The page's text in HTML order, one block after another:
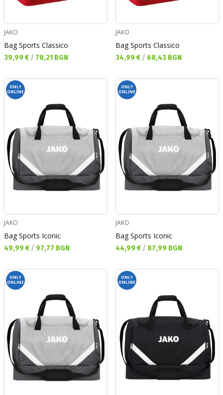
JAKO
Bag Sports Classico
Текуща цена:
39,99 € / 78,21 BGN
JAKO
Bag Sports Classico
Текуща цена:
34,99 € / 68,43 BGN
ONLY
ONLINE
JAKO
Bag Sports Iconic
Текуща цена:
49,99 € / 97,77 BGN
ONLY
ONLINE
JAKO
Bag Sports Iconic
Текуща цена:
44,99 € / 87,99 BGN
ONLY
ONLINE
ONLY
ONLINE